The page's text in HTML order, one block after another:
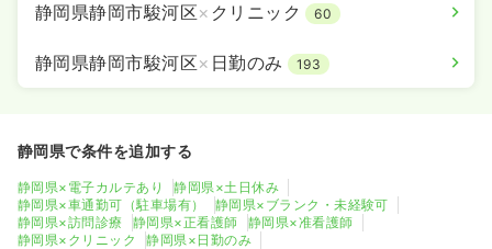
静岡県静岡市駿河区× クリニック 60
静岡県静岡市駿河区× 日勤のみ 193
静岡県で条件を追加する
静岡県×電子カルテあり
静岡県×土日休み
静岡県×車通勤可（駐車場有）
静岡県×ブランク・未経験可
静岡県×訪問診療
静岡県×正看護師
静岡県×准看護師
静岡県×クリニック
静岡県×日勤のみ